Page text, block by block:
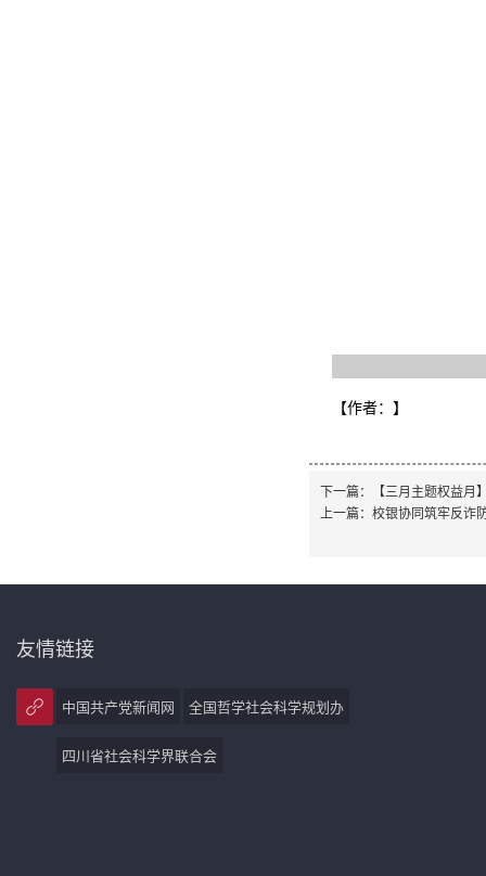
【作者： 】
下一篇：
【三月主题权益月
上一篇： 校银协同筑牢反诈
友情链接
中国共产党新闻网 全国哲学社会科学规划办
四川省社会科学界联合会